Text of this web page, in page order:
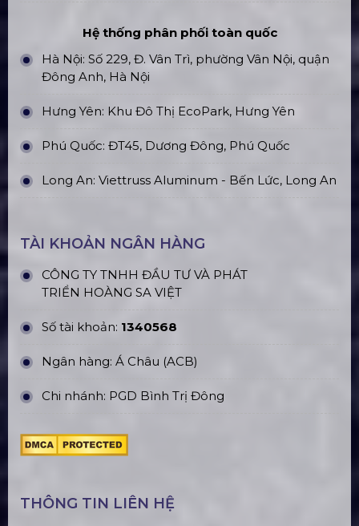
Hệ thống phân phối toàn quốc
Hà Nội: Số 229, Đ. Vân Trì, phường Vân Nội, quận
Đông Anh, Hà Nội
Hưng Yên: Khu Đô Thị EcoPark, Hưng Yên
Phú Quốc: ĐT45, Dương Đông, Phú Quốc
Long An: Viettruss Aluminum - Bến Lức, Long An
TÀI KHOẢN NGÂN HÀNG
CÔNG TY TNHH ĐẦU TƯ VÀ PHÁT
TRIỂN HOÀNG SA VIỆT
Số tài khoản: 1340568
Ngân hàng: Á Châu (ACB)
Chi nhánh: PGD Bình Trị Đông
THÔNG TIN LIÊN HỆ